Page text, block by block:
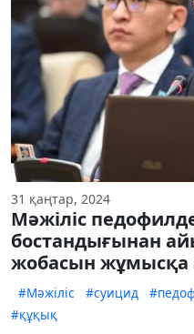
31 қаңтар, 2024
Мәжіліс
бостандығынан
жобасын жұмысқа
#Мәжіліс #суицид
#құқық